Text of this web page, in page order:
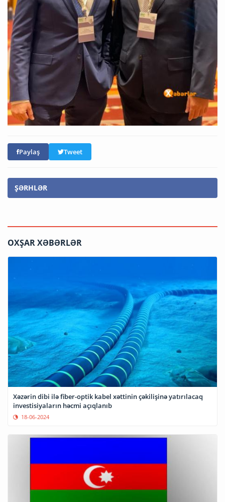
Paylaş Tweet
ŞƏRHLƏR
OXŞAR XƏBƏRLƏR
Xəzərin dibi ilə fiber-optik kabel xəttinin çəkilişinə yatırılacaq
investisiyaların həcmi açıqlanıb
18-06-2024